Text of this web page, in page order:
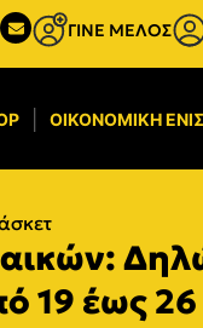
ΓΙΝΕ ΜΕΛΟΣ
ΟΙΚΟΝΟΜΙΚΉ
19 έως 26